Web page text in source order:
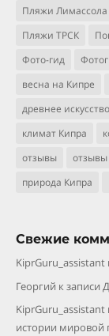
Пляжи Лимассола
Пляжи ТРСК
Фото-гид
весна на Кипре
древнее искусство
климат Кипра
отзывы
отзывы
природа Кипра
Свежие
KiprGuru_assistant
Георгий к записи
KiprGuru_assistant
истории